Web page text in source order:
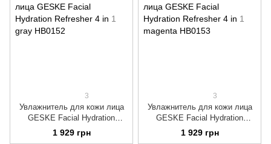
3
Увлажнитель для кожи лица
GESKE Facial Hydration
Refresher 4 in 1 gray
1 929 грн
3
Увлажнитель для кожи лица
GESKE Facial Hydration
Refresher 4 in 1 magenta
1 929 грн